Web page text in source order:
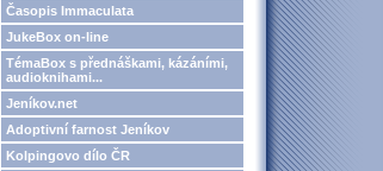
Časopis Immaculata
JukeBox on-line
TémaBox s přednáškami, kázáními,
audioknihami...
Jeníkov.net
Adoptivní farnost Jeníkov
Kolpingovo dílo ČR